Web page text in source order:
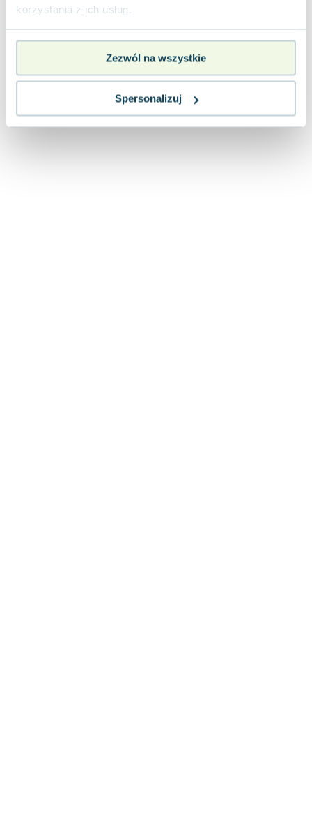
korzystania z ich usług.
Zezwól na wszystkie
Spersonalizuj
Lorraine Warren
Lucinda Riley